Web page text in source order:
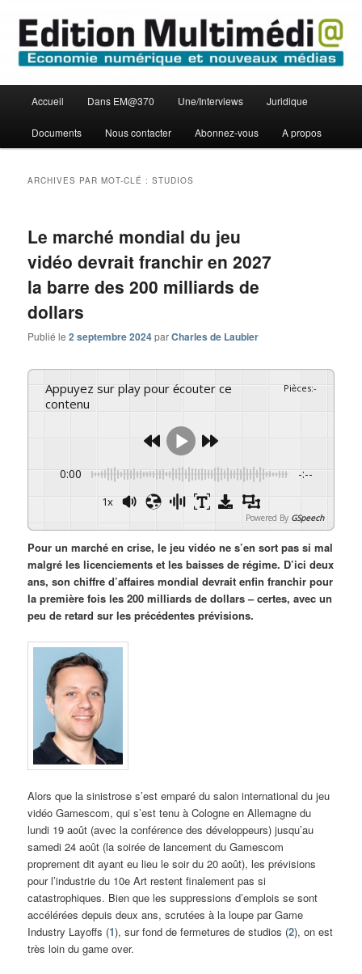
contenu
principal
contenu
secondaire
Edition Multimédi@
principal
Accueil Dans EM@370 Une/Interviews Juridique
Documents Nous contacter Abonnez-vous A propos
ARCHIVES PAR MOT-CLÉ :STUDIOS
Le marché mondial du jeu
vidéo devrait franchir en 2027
la barre des 200 milliards de
dollars
Publié le2 septembre 2024parCharles de Laubier
Appuyez sur play pour écouter ce
contenu
Pièces:-
0:00 -:--
1x
Powered By GSpeech
Pour un marché en crise, le jeu vidéo ne s’en sort pas si mal
malgré les licenciements et les baisses de régime. D’ici deux
ans, son chiffre d’affaires mondial devrait enfin franchir pour
la première fois les 200 milliards de dollars – certes, avec un
peu de retard sur les précédentes prévisions.
Alors que la sinistrose s’est emparé du salon international du jeu
vidéo Gamescom, qui s’est tenu à Cologne en Allemagne du
lundi 19 août (avec la conférence des développeurs) jusqu’au
samedi 24 août (la soirée de lancement du Gamescom
proprement dit ayant eu lieu le soir du 20 août), les prévisions
pour l’industrie du 10e Art restent finalement pas si
catastrophiques. Bien que les suppressions d’emplois se sont
accélérées depuis deux ans, scrutées à la loupe par Game
Industry Layoffs (1), sur fond de fermetures de studios (2), on est
très loin du game over.